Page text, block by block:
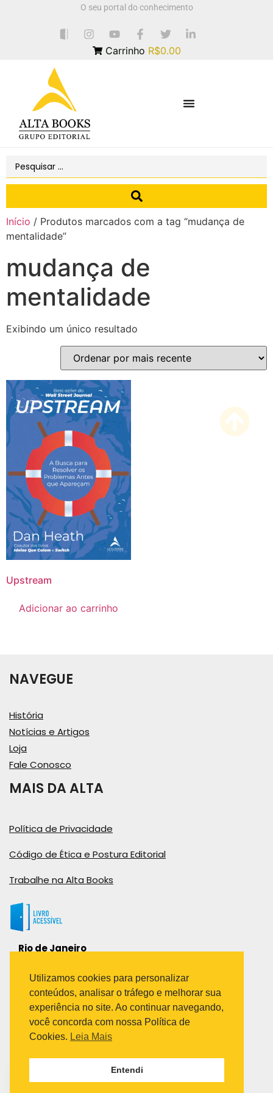
O seu portal do conhecimento
Carrinho R$0.00
Início / Produtos marcados com a tag “mudança de
mentalidade”
mudança de
mentalidade
Exibindo um único resultado
Upstream
Adicionar ao carrinho
NAVEGUE
História
Notícias e Artigos
Loja
Fale Conosco
MAIS DA ALTA
Política de Privacidade
Código de Ética e Postura Editorial
Trabalhe na Alta Books
Rio de Janeiro
Bairro Industrial do Jacaré
Rio de Janeiro – RJ – CEP: 20970-031
Telefone:
(21) 3278-8069
(21) 3995-7512
Avenida Paulista 1636 / sala 1407
Utilizamos cookies para personalizar
conteúdos, analisar o tráfego e melhorar sua
experiência no site. Ao continuar navegando,
você concorda com nossa Política de
Cookies. Leia Mais
Entendi